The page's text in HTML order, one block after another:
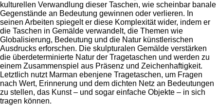
kulturellen Verwandlung dieser Taschen, wie scheinbar banale
Gegenstände an Bedeutung gewinnen oder verlieren. In
seinen Arbeiten spiegelt er diese Komplexität wider, indem er
die Taschen in Gemälde verwandelt, die Themen wie
Globalisierung, Bedeutung und die Natur künstlerischen
Ausdrucks erforschen. Die skulpturalen Gemälde verstärken
die überdeterminierte Natur der Tragetaschen und werden zu
einem Zusammenspiel aus Präsenz und Zeichenhaftigkeit.
Letztlich nutzt Marman ebenjene Tragetaschen, um Fragen
nach Wert, Erinnerung und dem dichten Netz an Bedeutungen
zu stellen, das Kunst – und sogar einfache Objekte – in sich
tragen können.